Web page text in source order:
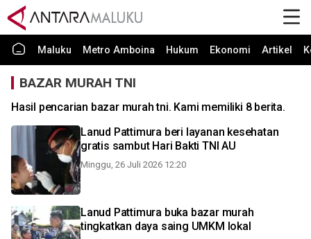
Maluku Metro Amboina Hukum Ekonomi Artikel
BAZAR MURAH TNI
Hasil pencarian bazar murah tni. Kami memiliki 8 berita.
Lanud Pattimura beri layanan kesehatan
gratis sambut Hari Bakti TNI AU
Minggu, 26 Juli 2026 12:20
Lanud Pattimura buka bazar murah
tingkatkan daya saing UMKM lokal